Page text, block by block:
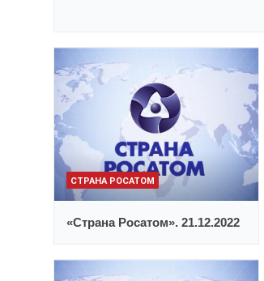
СТРАНА РОСАТОМ
«Страна Росатом». 21.12.2022